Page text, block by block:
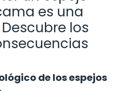
es una
los
de los espejos